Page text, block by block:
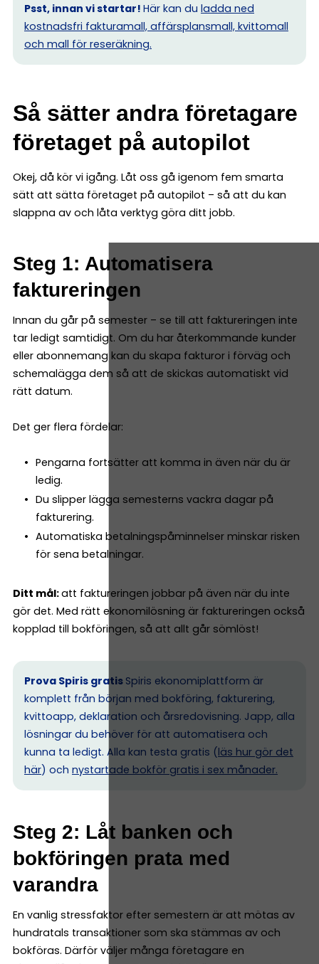
Psst, innan vi startar! Här kan du ladda ned
kostnadsfri fakturamall, affärsplansmall, kvittomall
och mall för reseräkning.
Så sätter andra företagare
företaget på autopilot
Okej, då kör vi igång. Låt oss gå igenom fem smarta
sätt att sätta företaget på autopilot – så att du kan
slappna av och låta verktyg göra ditt jobb.
Steg 1: Automatisera
faktureringen
Innan du går på semester – se till att faktureringen inte
tar ledigt samtidigt. Om du har återkommande kunder
eller abonnemang kan du skapa fakturor i förväg och
schemalägga dem så att de skickas automatiskt vid
rätt datum.
Det ger flera fördelar:
Pengarna fortsätter att komma in även när du är
ledig.
Du slipper lägga semesterns vackra dagar på
fakturering.
Automatiska betalningspåminnelser minskar risken
för sena betalningar.
Ditt mål:att faktureringen jobbar på även när du inte
gör det. Med rätt ekonomilösning är faktureringen också
kopplad till bokföringen, så att allt går sömlöst!
Prova Spiris gratis Spiris ekonomiplattform är
komplett från början med bokföring, fakturering,
kvittoapp, deklaration och årsredovisning. Japp, alla
lösningar du behöver för att automatisera och
kunna ta ledigt. Alla kan testa gratis (läs hur gör det
här) och nystartade bokför gratis i sex månader.
Steg 2: Låt banken och
bokföringen prata med
varandra
En vanlig stressfaktor efter semestern är att mötas av
hundratals transaktioner som ska stämmas av och
bokföras. Därför väljer många företagare en